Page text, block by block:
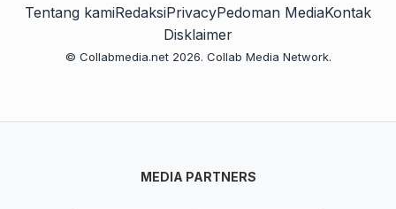
Tentang kamiRedaksiPrivacyPedoman MediaKontak
Disklaimer
© Collabmedia.net 2026. Collab Media Network.
MEDIA PARTNERS